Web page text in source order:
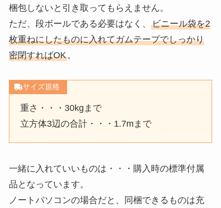
梱包しないと引き取ってもらえません。
ただ、段ボールである必要はなく、 ビニール袋を2
枚重ねにしたものに入れてガムテープでしっかり
密閉すればOK。
サイズ規格
重さ・・・30kgまで
立方体3辺の合計・・・1.7mまで
一緒に入れていいものは・・・購入時の標準付属
品となっています。
ノートパソコンの場合だと、同梱できるものは充